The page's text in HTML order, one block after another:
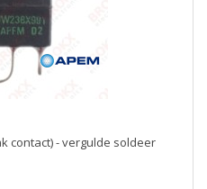
contact) - vergulde soldeer